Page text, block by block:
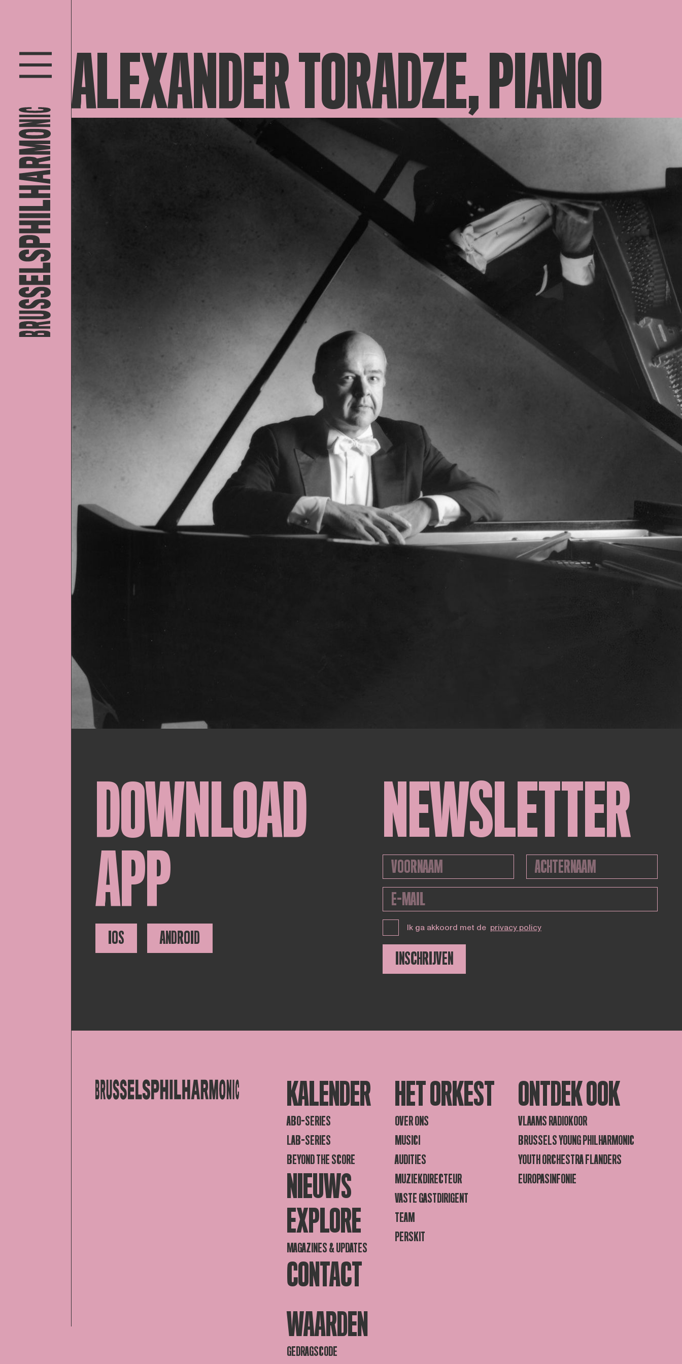
ALEXANDER TORADZE, PIANO
DOWNLOAD
APP
IOS ANDROID
NEWSLETTER
Ik ga akkoord met de privacy policy
INSCHRIJVEN
KALENDER
ABO-SERIES
LAB-SERIES
BEYOND THE SCORE
NIEUWS
EXPLORE
MAGAZINES & UPDATES
CONTACT
HET ORKEST
OVER ONS
MUSICI
AUDITIES
MUZIEKDIRECTEUR
VASTE GASTDIRIGENT
TEAM
PERSKIT
ONTDEK OOK
VLAAMS RADIOKOOR
BRUSSELS YOUNG PHILHARMONIC
YOUTH ORCHESTRA FLANDERS
EUROPASINFONIE
WAARDEN
GEDRAGSCODE